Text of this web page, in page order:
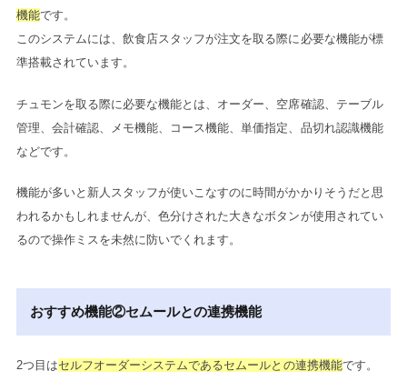
機能です。
このシステムには、飲食店スタッフが注文を取る際に必要な機能が標
準搭載されています。
チュモンを取る際に必要な機能とは、オーダー、空席確認、テーブル
管理、会計確認、メモ機能、コース機能、単価指定、品切れ認識機能
などです。
機能が多いと新人スタッフが使いこなすのに時間がかかりそうだと思
われるかもしれませんが、色分けされた大きなボタンが使用されてい
るので操作ミスを未然に防いでくれます。
おすすめ機能②セムールとの連携機能
2つ目はセルフオーダーシステムであるセムールとの連携機能です。